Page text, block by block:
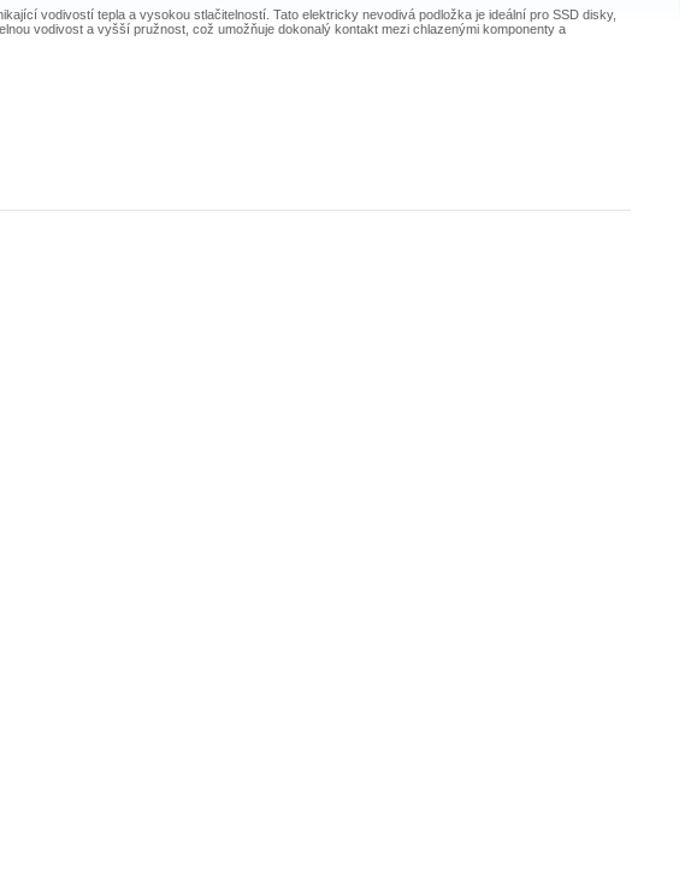
vodivostí tepla a vysokou stlačitelností. Tato elektricky nevodivá podložka je ideální pro SSD disky,
vodivost a vyšší pružnost, což umožňuje dokonalý kontakt mezi chlazenými komponenty a